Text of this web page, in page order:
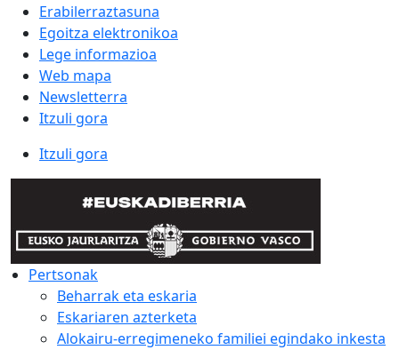
Erabilerraztasuna
Egoitza elektronikoa
Lege informazioa
Web mapa
Newsletterra
Itzuli gora
Itzuli gora
Pertsonak
Beharrak eta eskaria
Eskariaren azterketa
Alokairu-erregimeneko familiei egindako inkesta